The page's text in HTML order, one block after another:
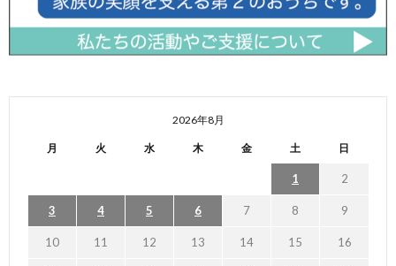
2026年8月
月 火 水 木 金 土 日
1 2
3 4 5 6 7 8 9
10 11 12 13 14 15 16